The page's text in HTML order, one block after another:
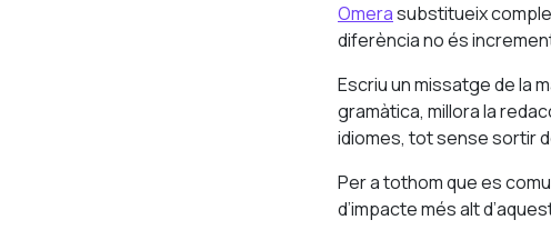
Omerasubstitueix
diferència no és
Escriu un missatge de la
gramàtica, millora la
idiomes, tot sense sortir
Per a tothom que es
d’impacte més alt